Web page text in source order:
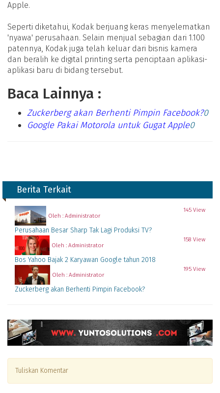
Apple.
Seperti diketahui, Kodak berjuang keras menyelematkan
'nyawa' perusahaan. Selain menjual sebagian dari 1.100
patennya, Kodak juga telah keluar dari bisnis kamera
dan beralih ke digital printing serta penciptaan aplikasi-
aplikasi baru di bidang tersebut.
Baca Lainnya :
Zuckerberg akan Berhenti Pimpin Facebook?0
Google Pakai Motorola untuk Gugat Apple0
Berita Terkait
Oleh : Administrator
145 View
Perusahaan Besar Sharp Tak Lagi Produksi TV?
Oleh : Administrator
158 View
Bos Yahoo Bajak 2 Karyawan Google tahun 2018
Oleh : Administrator
195 View
Zuckerberg akan Berhenti Pimpin Facebook?
Tuliskan Komentar